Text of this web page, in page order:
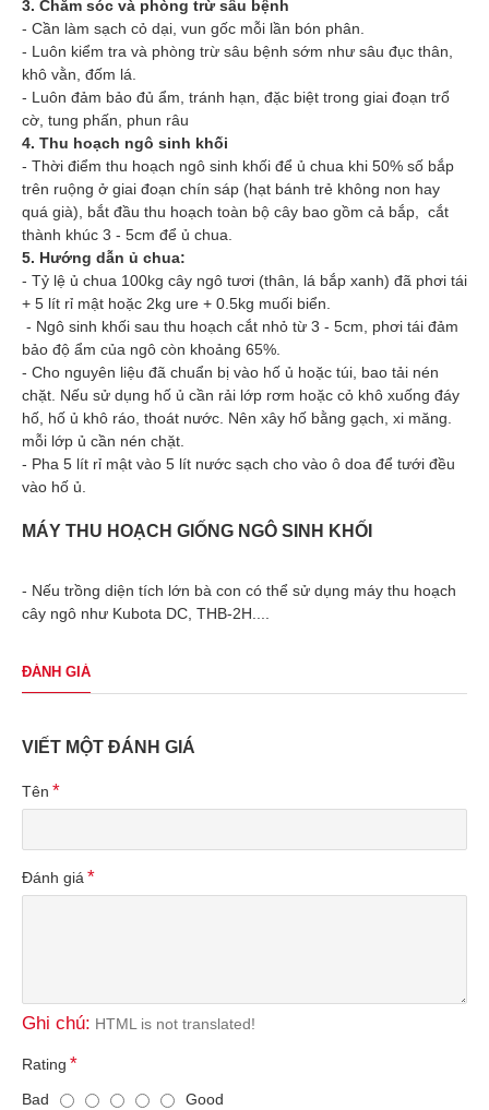
3. Chăm sóc và phòng trừ sâu bệnh
- Cần làm sạch cỏ dại, vun gốc mỗi lần bón phân.
- Luôn kiểm tra và phòng trừ sâu bệnh sớm như sâu đục thân,
khô vằn, đốm lá.
- Luôn đảm bảo đủ ẩm, tránh hạn, đặc biệt trong giai đoạn trổ
cờ, tung phấn, phun râu
4. Thu hoạch ngô sinh khối
- Thời điểm thu hoạch ngô sinh khối để ủ chua khi 50% số bắp
trên ruộng ở giai đoạn chín sáp (hạt bánh trẻ không non hay
quá già), bắt đầu thu hoạch toàn bộ cây bao gồm cả bắp, cắt
thành khúc 3 - 5cm để ủ chua.
5. Hướng dẫn ủ chua:
- Tỷ lệ ủ chua 100kg cây ngô tươi (thân, lá bắp xanh) đã phơi tái
+ 5 lít rỉ mật hoặc 2kg ure + 0.5kg muối biển.
- Ngô sinh khối sau thu hoạch cắt nhỏ từ 3 - 5cm, phơi tái đảm
bảo độ ẩm của ngô còn khoảng 65%.
- Cho nguyên liệu đã chuẩn bị vào hố ủ hoặc túi, bao tải nén
chặt. Nếu sử dụng hố ủ cần rải lớp rơm hoặc cỏ khô xuống đáy
hố, hố ủ khô ráo, thoát nước. Nên xây hố bằng gạch, xi măng.
mỗi lớp ủ cần nén chặt.
- Pha 5 lít rỉ mật vào 5 lít nước sạch cho vào ô doa để tưới đều
vào hố ủ.
MÁY THU HOẠCH GIỐNG NGÔ SINH KHỐI
- Nếu trồng diện tích lớn bà con có thể sử dụng máy thu hoạch
cây ngô như Kubota DC, THB-2H....
ĐÁNH GIÁ
VIẾT MỘT ĐÁNH GIÁ
Tên
Đánh giá
Ghi chú: HTML is not translated!
Rating
Bad
Good